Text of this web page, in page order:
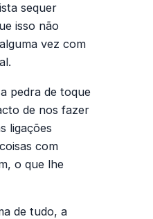
sequer
isso não
vez com
pedra de toque
de nos fazer
ligações
com
o que lhe
de tudo, a